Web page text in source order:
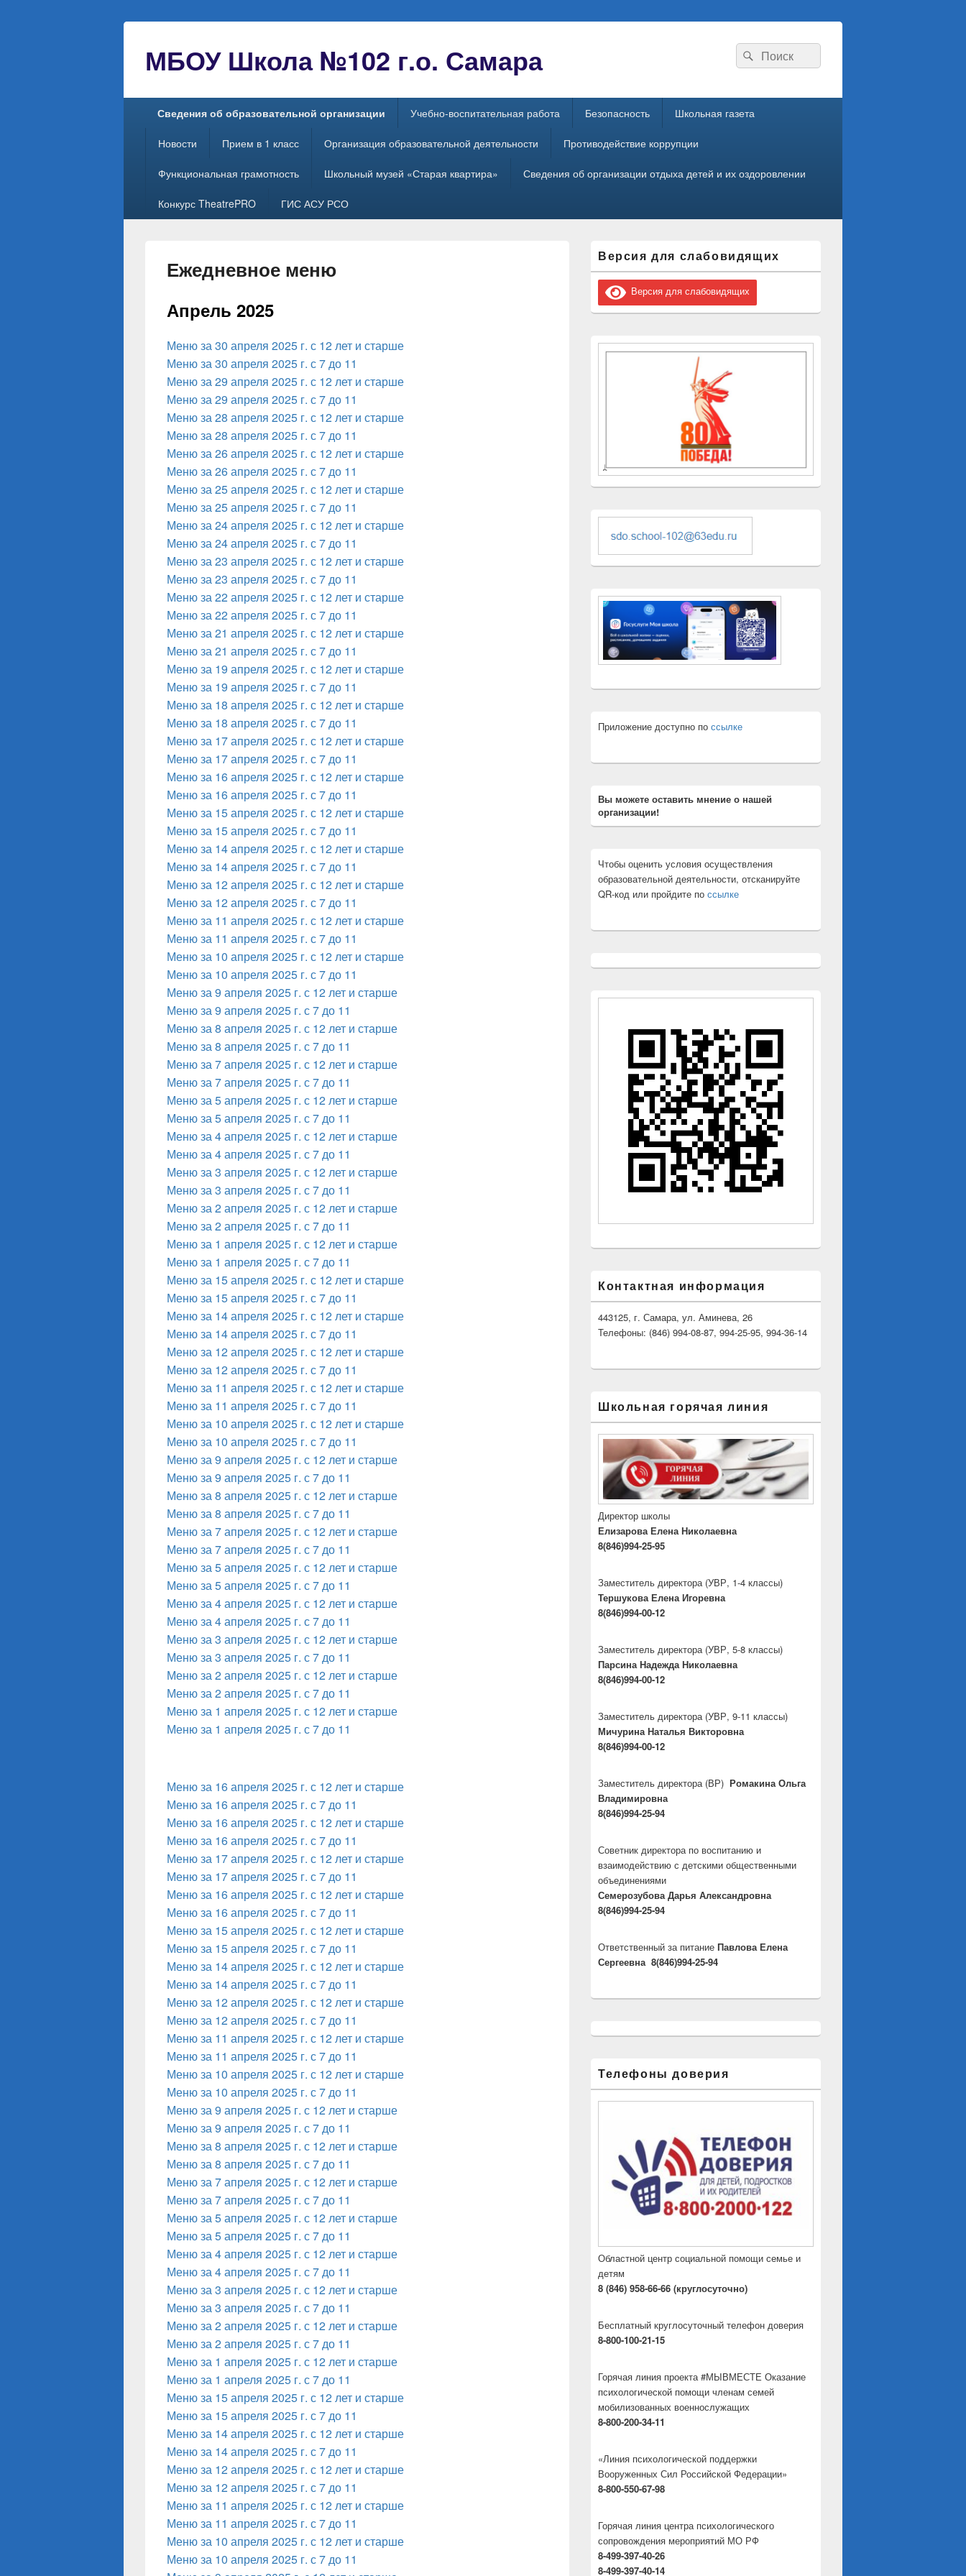
МБОУ Школа №102 г.о. Самара
Search
for:
Search
Сведения об образовательной организации Учебно-воспитательная работа Безопасность Школьная газета
Новости Прием в 1 класс Организация образовательной деятельности Противодействие коррупции
Функциональная грамотность Школьный музей «Старая квартира» Сведения об организации отдыха детей и их оздоровлении
Конкурс TheatrePRO ГИС АСУ РСО
Ежедневное меню
Апрель 2025
Меню за 30 апреля 2025 г. с 12 лет и старше
Меню за 30 апреля 2025 г. с 7 до 11
Меню за 29 апреля 2025 г. с 12 лет и старше
Меню за 29 апреля 2025 г. с 7 до 11
Меню за 28 апреля 2025 г. с 12 лет и старше
Меню за 28 апреля 2025 г. с 7 до 11
Меню за 26 апреля 2025 г. с 12 лет и старше
Меню за 26 апреля 2025 г. с 7 до 11
Меню за 25 апреля 2025 г. с 12 лет и старше
Меню за 25 апреля 2025 г. с 7 до 11
Меню за 24 апреля 2025 г. с 12 лет и старше
Меню за 24 апреля 2025 г. с 7 до 11
Меню за 23 апреля 2025 г. с 12 лет и старше
Меню за 23 апреля 2025 г. с 7 до 11
Меню за 22 апреля 2025 г. с 12 лет и старше
Меню за 22 апреля 2025 г. с 7 до 11
Меню за 21 апреля 2025 г. с 12 лет и старше
Меню за 21 апреля 2025 г. с 7 до 11
Меню за 19 апреля 2025 г. с 12 лет и старше
Меню за 19 апреля 2025 г. с 7 до 11
Меню за 18 апреля 2025 г. с 12 лет и старше
Меню за 18 апреля 2025 г. с 7 до 11
Меню за 17 апреля 2025 г. с 12 лет и старше
Меню за 17 апреля 2025 г. с 7 до 11
Меню за 16 апреля 2025 г. с 12 лет и старше
Меню за 16 апреля 2025 г. с 7 до 11
Меню за 15 апреля 2025 г. с 12 лет и старше
Меню за 15 апреля 2025 г. с 7 до 11
Меню за 14 апреля 2025 г. с 12 лет и старше
Меню за 14 апреля 2025 г. с 7 до 11
Меню за 12 апреля 2025 г. с 12 лет и старше
Меню за 12 апреля 2025 г. с 7 до 11
Меню за 11 апреля 2025 г. с 12 лет и старше
Меню за 11 апреля 2025 г. с 7 до 11
Меню за 10 апреля 2025 г. с 12 лет и старше
Меню за 10 апреля 2025 г. с 7 до 11
Меню за 9 апреля 2025 г. с 12 лет и старше
Меню за 9 апреля 2025 г. с 7 до 11
Меню за 8 апреля 2025 г. с 12 лет и старше
Меню за 8 апреля 2025 г. с 7 до 11
Меню за 7 апреля 2025 г. с 12 лет и старше
Меню за 7 апреля 2025 г. с 7 до 11
Меню за 5 апреля 2025 г. с 12 лет и старше
Меню за 5 апреля 2025 г. с 7 до 11
Меню за 4 апреля 2025 г. с 12 лет и старше
Меню за 4 апреля 2025 г. с 7 до 11
Меню за 3 апреля 2025 г. с 12 лет и старше
Меню за 3 апреля 2025 г. с 7 до 11
Меню за 2 апреля 2025 г. с 12 лет и старше
Меню за 2 апреля 2025 г. с 7 до 11
Меню за 1 апреля 2025 г. с 12 лет и старше
Меню за 1 апреля 2025 г. с 7 до 11
Меню за 15 апреля 2025 г. с 12 лет и старше
Меню за 15 апреля 2025 г. с 7 до 11
Меню за 14 апреля 2025 г. с 12 лет и старше
Меню за 14 апреля 2025 г. с 7 до 11
Меню за 12 апреля 2025 г. с 12 лет и старше
Меню за 12 апреля 2025 г. с 7 до 11
Меню за 11 апреля 2025 г. с 12 лет и старше
Меню за 11 апреля 2025 г. с 7 до 11
Меню за 10 апреля 2025 г. с 12 лет и старше
Меню за 10 апреля 2025 г. с 7 до 11
Меню за 9 апреля 2025 г. с 12 лет и старше
Меню за 9 апреля 2025 г. с 7 до 11
Меню за 8 апреля 2025 г. с 12 лет и старше
Меню за 8 апреля 2025 г. с 7 до 11
Меню за 7 апреля 2025 г. с 12 лет и старше
Меню за 7 апреля 2025 г. с 7 до 11
Меню за 5 апреля 2025 г. с 12 лет и старше
Меню за 5 апреля 2025 г. с 7 до 11
Меню за 4 апреля 2025 г. с 12 лет и старше
Меню за 4 апреля 2025 г. с 7 до 11
Меню за 3 апреля 2025 г. с 12 лет и старше
Меню за 3 апреля 2025 г. с 7 до 11
Меню за 2 апреля 2025 г. с 12 лет и старше
Меню за 2 апреля 2025 г. с 7 до 11
Меню за 1 апреля 2025 г. с 12 лет и старше
Меню за 1 апреля 2025 г. с 7 до 11
Меню за 16 апреля 2025 г. с 12 лет и старше
Меню за 16 апреля 2025 г. с 7 до 11
Меню за 16 апреля 2025 г. с 12 лет и старше
Меню за 16 апреля 2025 г. с 7 до 11
Меню за 17 апреля 2025 г. с 12 лет и старше
Меню за 17 апреля 2025 г. с 7 до 11
Меню за 16 апреля 2025 г. с 12 лет и старше
Меню за 16 апреля 2025 г. с 7 до 11
Меню за 15 апреля 2025 г. с 12 лет и старше
Меню за 15 апреля 2025 г. с 7 до 11
Меню за 14 апреля 2025 г. с 12 лет и старше
Меню за 14 апреля 2025 г. с 7 до 11
Меню за 12 апреля 2025 г. с 12 лет и старше
Меню за 12 апреля 2025 г. с 7 до 11
Меню за 11 апреля 2025 г. с 12 лет и старше
Меню за 11 апреля 2025 г. с 7 до 11
Меню за 10 апреля 2025 г. с 12 лет и старше
Меню за 10 апреля 2025 г. с 7 до 11
Меню за 9 апреля 2025 г. с 12 лет и старше
Меню за 9 апреля 2025 г. с 7 до 11
Меню за 8 апреля 2025 г. с 12 лет и старше
Меню за 8 апреля 2025 г. с 7 до 11
Меню за 7 апреля 2025 г. с 12 лет и старше
Меню за 7 апреля 2025 г. с 7 до 11
Меню за 5 апреля 2025 г. с 12 лет и старше
Меню за 5 апреля 2025 г. с 7 до 11
Меню за 4 апреля 2025 г. с 12 лет и старше
Меню за 4 апреля 2025 г. с 7 до 11
Меню за 3 апреля 2025 г. с 12 лет и старше
Меню за 3 апреля 2025 г. с 7 до 11
Меню за 2 апреля 2025 г. с 12 лет и старше
Меню за 2 апреля 2025 г. с 7 до 11
Меню за 1 апреля 2025 г. с 12 лет и старше
Меню за 1 апреля 2025 г. с 7 до 11
Меню за 15 апреля 2025 г. с 12 лет и старше
Меню за 15 апреля 2025 г. с 7 до 11
Меню за 14 апреля 2025 г. с 12 лет и старше
Меню за 14 апреля 2025 г. с 7 до 11
Меню за 12 апреля 2025 г. с 12 лет и старше
Меню за 12 апреля 2025 г. с 7 до 11
Меню за 11 апреля 2025 г. с 12 лет и старше
Меню за 11 апреля 2025 г. с 7 до 11
Меню за 10 апреля 2025 г. с 12 лет и старше
Меню за 10 апреля 2025 г. с 7 до 11
основной
боковой
панели
Версия для слабовидящих
Версия для слабовидящих
Приложение доступно по ссылке
Вы можете оставить мнение о нашей
организации!
Чтобы оценить условия осуществления
образовательной деятельности, отсканируйте
QR-код или пройдите по ссылке
Контактная информация
443125, г. Самара, ул. Аминева, 26
Телефоны: (846) 994-08-87, 994-25-95, 994-36-14
Школьная горячая линия
Директор школы
Елизарова Елена Николаевна
8(846)994-25-95
Заместитель директора (УВР, 1-4 классы)
Тершукова Елена Игоревна
8(846)994-00-12
Заместитель директора (УВР, 5-8 классы)
Парсина Надежда Николаевна
8(846)994-00-12
Заместитель директора (УВР, 9-11 классы)
Мичурина Наталья Викторовна
8(846)994-00-12
Заместитель директора (ВР) Ромакина Ольга
Владимировна
8(846)994-25-94
Советник директора по воспитанию и
взаимодействию с детскими общественными
объединениями
Семерозубова Дарья Александровна
8(846)994-25-94
Ответственный за питание Павлова Елена
Сергеевна 8(846)994-25-94
Телефоны доверия
Областной центр социальной помощи семье и
детям
8 (846) 958-66-66 (круглосуточно)
Бесплатный круглосуточный телефон доверия
8-800-100-21-15
Горячая линия проекта #МЫВМЕСТЕ Оказание
психологической помощи членам семей
мобилизованных военнослужащих
8-800-200-34-11
«Линия психологической поддержки
Вооруженных Сил Российской Федерации»
8-800-550-67-98
Горячая линия центра психологического
сопровождения мероприятий МО РФ
8-499-397-40-26
8-499-397-40-14